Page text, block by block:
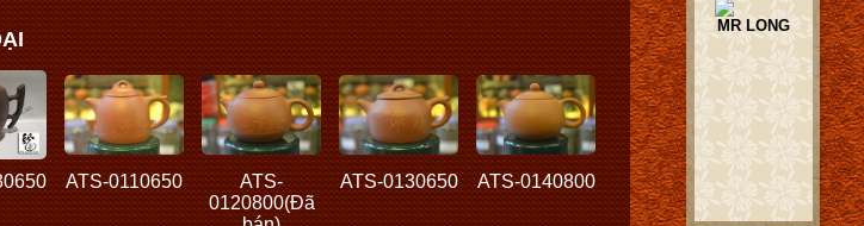
ATS-0110650
ATS-
0120800(Đã
ATS-0130650 ATS-0140800
MR LONG